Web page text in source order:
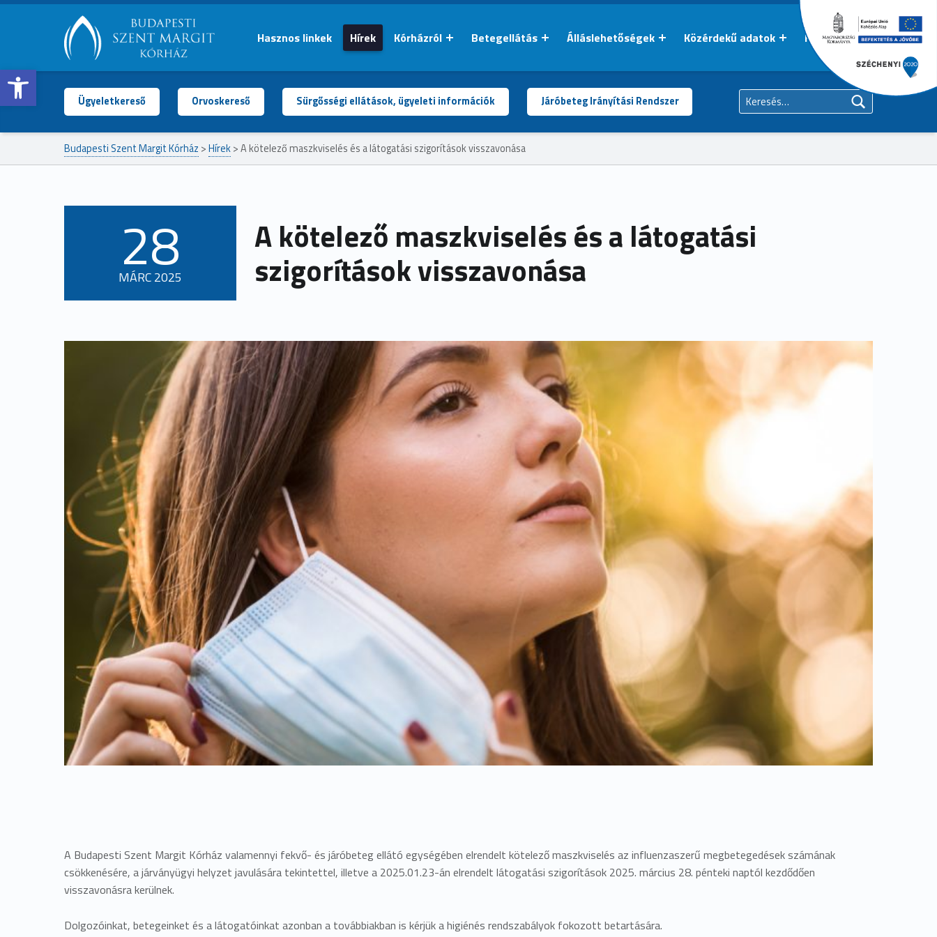
Open toolbar
BUDAPESTI
SZENT
MARGIT
KÓRHÁZ
Hasznos linkek Hírek Kórházról Betegellátás Álláslehetőségek Közérdekű adatok Kapcsolat
Ügyeletkereső Orvoskereső Sürgősségi ellátások, ügyeleti információk Járóbeteg Irányítási Rendszer
Budapesti Szent Margit Kórház >Hírek>A kötelező maszkviselés és a látogatási szigorítások visszavonása
A kötelező maszkviselés és a látogatási
szigorítások visszavonása
POSTED ON:
28
MÁRC2025
A Budapesti Szent Margit Kórház valamennyi fekvő- és járóbeteg ellátó egységében elrendelt kötelező maszkviselés az influenzaszerű megbetegedések számának
csökkenésére, a járványügyi helyzet javulására tekintettel, illetve a 2025.01.23-án elrendelt látogatási szigorítások 2025. március 28. pénteki naptól kezdődően
visszavonásra kerülnek.
Dolgozóinkat, betegeinket és a látogatóinkat azonban a továbbiakban is kérjük a higiénés rendszabályok fokozott betartására.